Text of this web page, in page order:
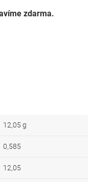
zdarma.
12,05 g
0,585
12,05